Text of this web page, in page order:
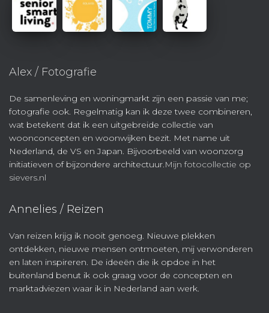
Alex / Fotografie
De samenleving en woningmarkt zijn een passie van me;
fotografie ook. Regelmatig kan ik deze twee combineren,
wat betekent dat ik een uitgebreide collectie van
woonconcepten en woonwijken bezit. Met name uit
Nederland, de VS en Japan. Bijvoorbeeld van woonzorg
initiatieven of bijzondere architectuur.Mijn fotocollectie op
sievers.nl
Annelies / Reizen
Van reizen krijg ik nooit genoeg. Nieuwe plekken
ontdekken, nieuwe mensen ontmoeten, mij verwonderen
en laten inspireren. De ideeën die ik opdoe in het
buitenland benut ik ook graag voor de concepten en
marktadviezen waar ik in Nederland aan werk.